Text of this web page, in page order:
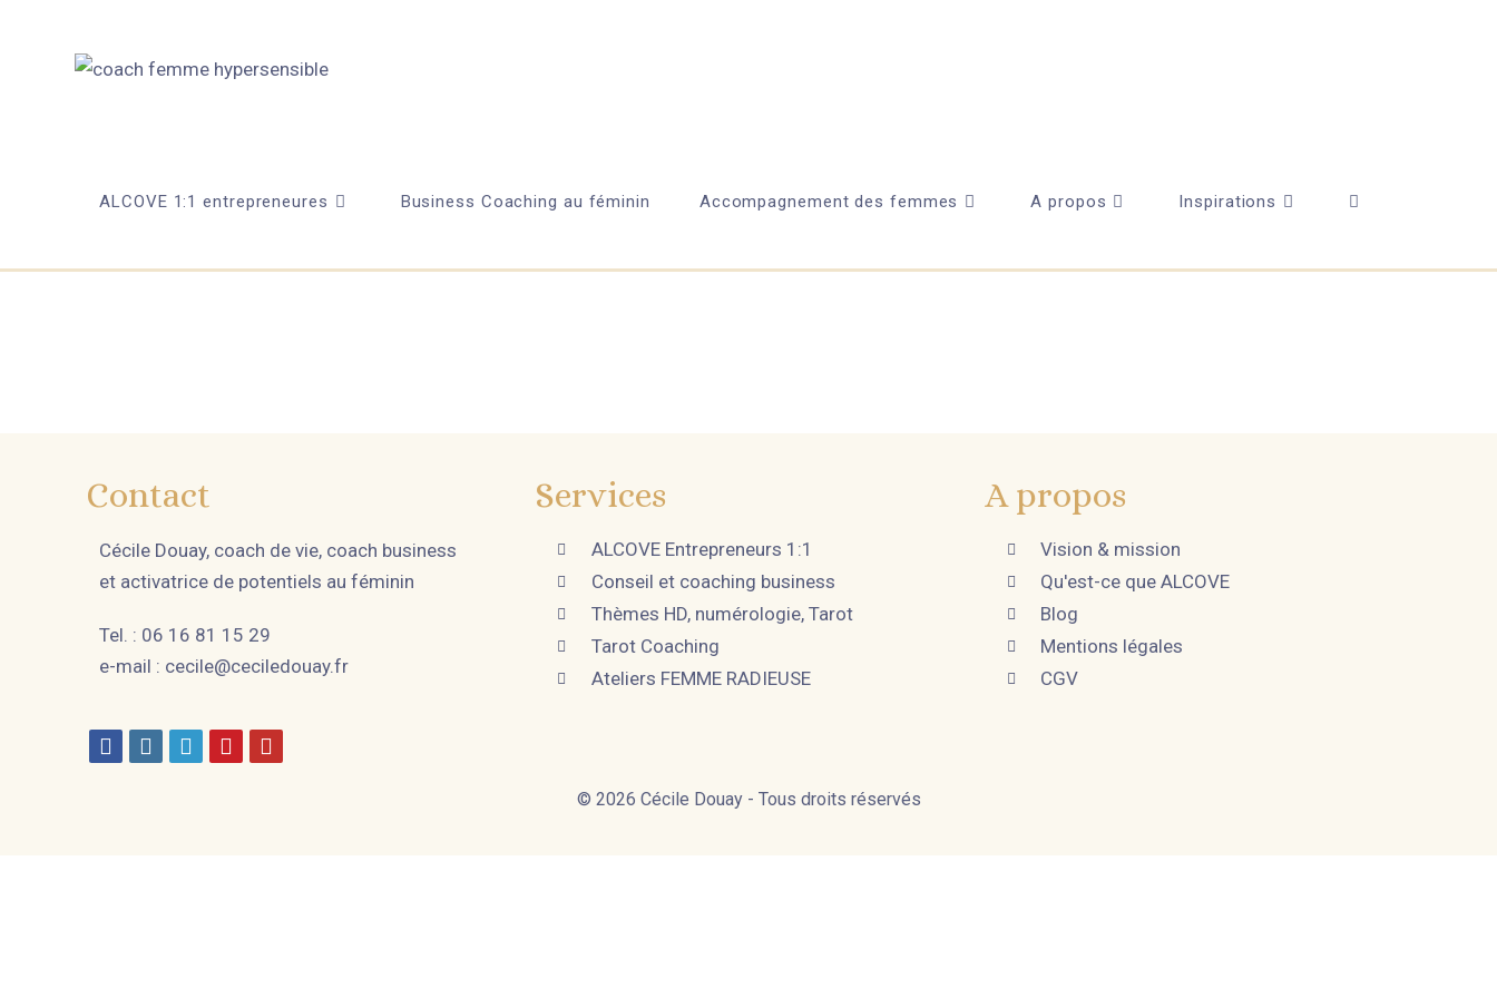
ALCOVE 1:1 entrepreneures Business Coaching au féminin Accompagnement des femmes A propos Inspirations
Contact
Cécile Douay, coach de vie, coach business
et activatrice de potentiels au féminin
Tel. : 06 16 81 15 29
e-mail : cecile@ceciledouay.fr
Services
ALCOVE Entrepreneurs 1:1
Conseil et coaching business
Thèmes HD, numérologie, Tarot
Tarot Coaching
Ateliers FEMME RADIEUSE
A propos
Vision & mission
Qu'est-ce que ALCOVE
Blog
Mentions légales
CGV
© 2026 Cécile Douay - Tous droits réservés